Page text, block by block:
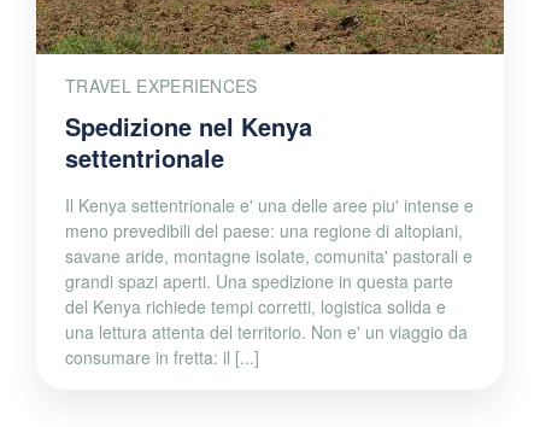
TRAVEL EXPERIENCES
Spedizione nel Kenya
settentrionale
Il Kenya settentrionale e' una delle aree piu' intense e
meno prevedibili del paese: una regione di altopiani,
savane aride, montagne isolate, comunita' pastorali e
grandi spazi aperti. Una spedizione in questa parte
del Kenya richiede tempi corretti, logistica solida e
una lettura attenta del territorio. Non e' un viaggio da
consumare in fretta: il [...]